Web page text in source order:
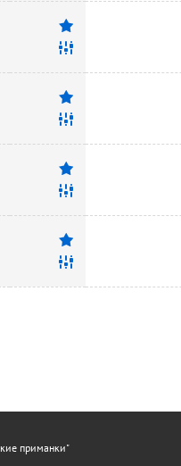
приманки"